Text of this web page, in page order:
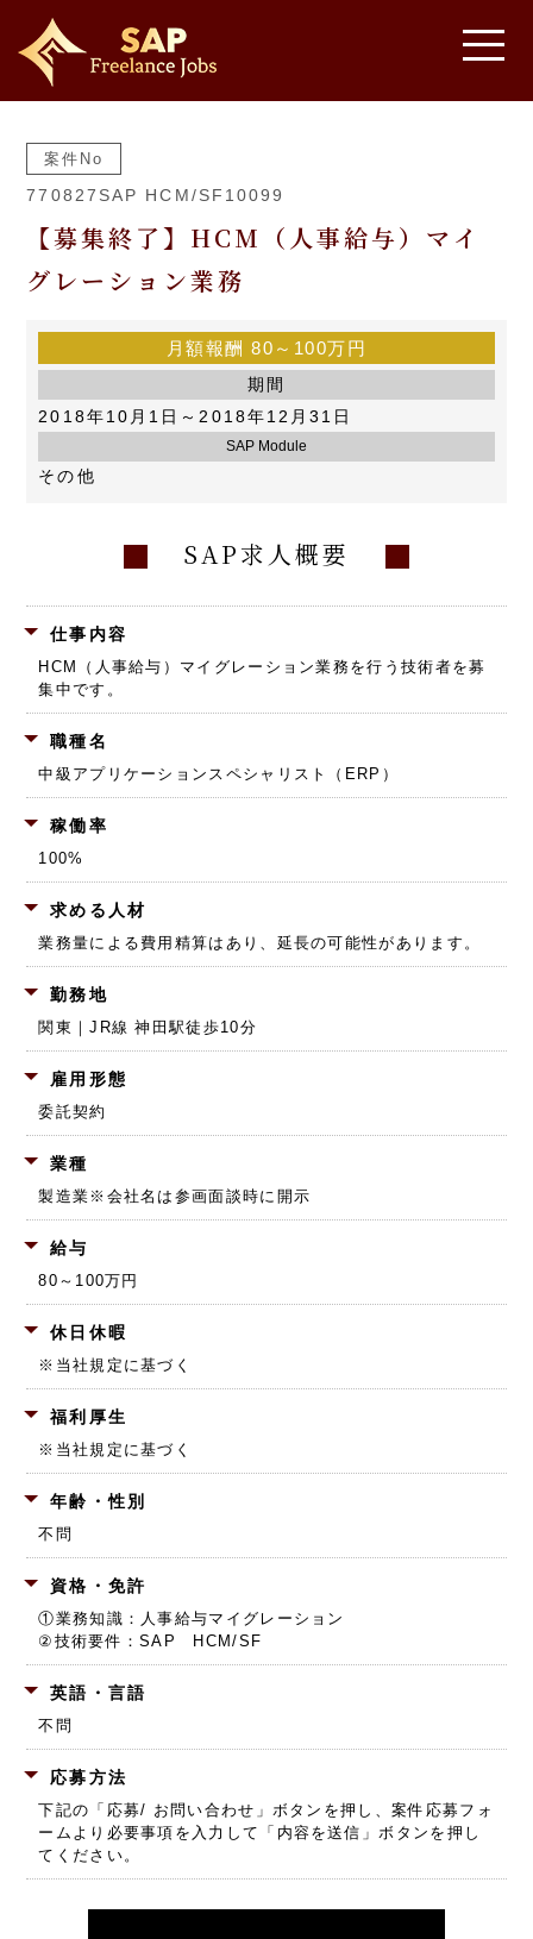
案件No
770827SAP HCM/SF10099
【募集終了】HCM（人事給与）マイ
グレーション業務
月額報酬 80～100万円
期間
2018年10月1日～2018年12月31日
SAP Module
その他
SAP求人概要
仕事内容
HCM（人事給与）マイグレーション業務を行う技術者を募
集中です。
職種名
中級アプリケーションスペシャリスト（ERP）
稼働率
100%
求める人材
業務量による費用精算はあり、延長の可能性があります。
勤務地
関東｜JR線 神田駅徒歩10分
雇用形態
委託契約
業種
製造業 ※会社名は参画面談時に開示
給与
80～100万円
休日休暇
※当社規定に基づく
福利厚生
※当社規定に基づく
年齢・性別
不問
資格・免許
①業務知識：人事給与マイグレーション
②技術要件：SAP HCM/SF
英語・言語
不問
応募方法
下記の「応募/ お問い合わせ」ボタンを押し、 案件応募フォ
ームより必要事項を入力して「内容を送信」ボタンを押し
てください。